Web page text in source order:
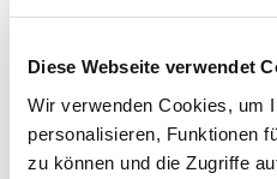
Diese Webseite verwendet
Wir verwenden Cookies, um
personalisieren, Funktionen
zu können und die Zugriffe
RZS
RZR
RZKd
RZKm